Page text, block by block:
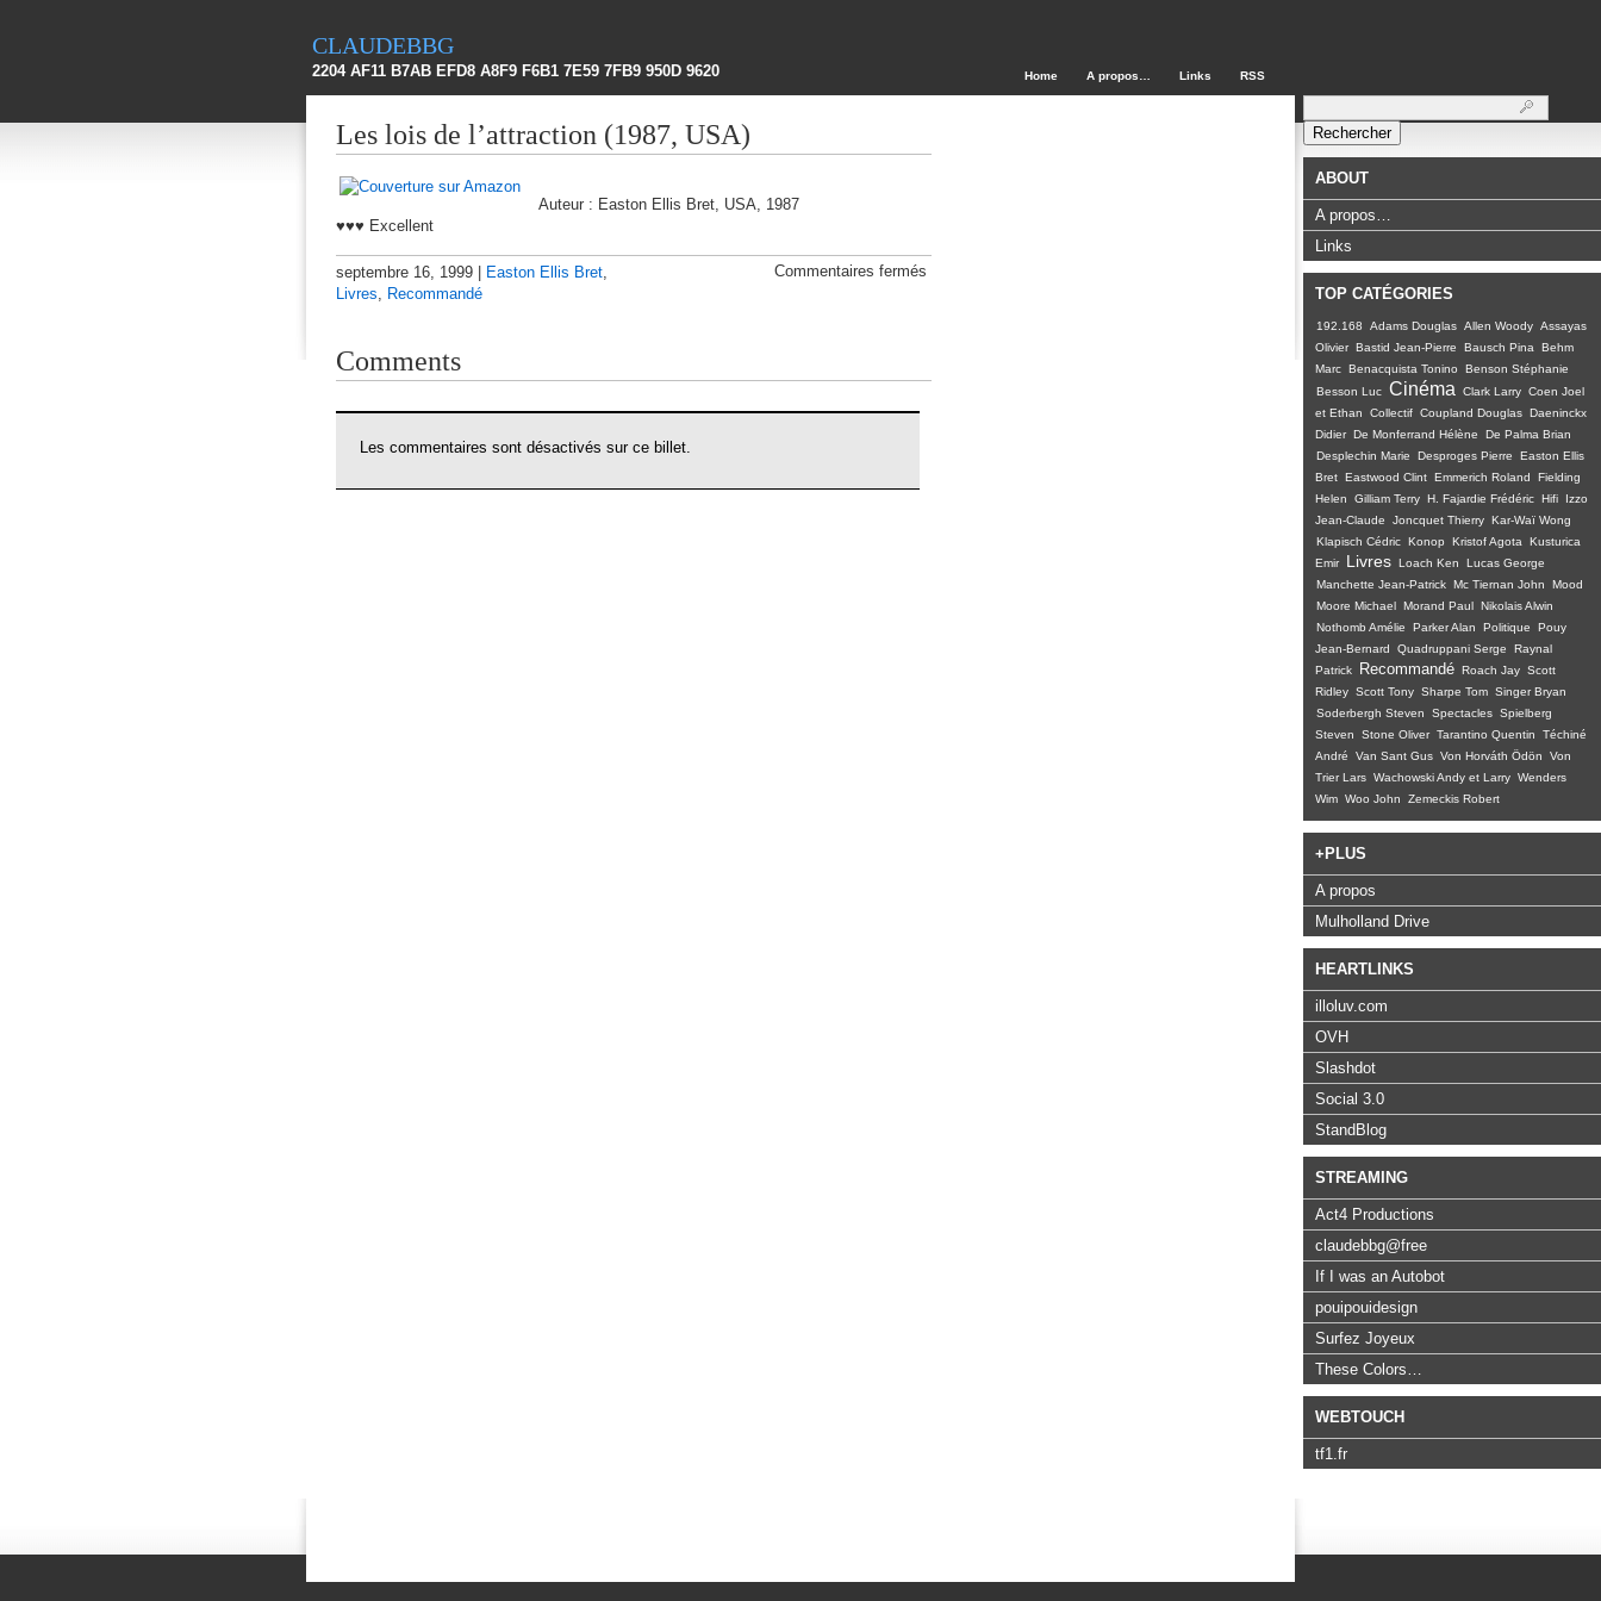
claudebbg
2204 AF11 B7AB EFD8 A8F9 F6B1 7E59 7FB9 950D 9620 Home A propos… Links RSS
Les lois de l’attraction (1987, USA)
Auteur : Easton Ellis Bret, USA, 1987
♥♥♥ Excellent
septembre 16, 1999 | Easton Ellis Bret,
Livres, Recommandé
Commentaires fermés
USA)
Comments
Les commentaires sont désactivés sur ce billet.
ABOUT
A propos…
Links
TOP CATÉGORIES
192.168 Adams Douglas Allen Woody Assayas
Olivier Bastid Jean-Pierre Bausch Pina
Behm
Marc Benacquista Tonino
Benson Stéphanie
Besson Luc Cinéma Clark Larry Coen Joel
et Ethan
Collectif Coupland Douglas Daeninckx
Didier De Monferrand Hélène
De Palma Brian
Desplechin Marie
Desproges Pierre
Easton Ellis
Bret Eastwood Clint Emmerich Roland
Fielding
Helen
Gilliam Terry H. Fajardie Frédéric Hifi
Izzo
Jean-Claude
Joncquet Thierry Kar-Waï Wong
Klapisch Cédric Konop Kristof Agota
Kusturica
Emir
Livres Loach Ken
Lucas George
Manchette Jean-Patrick Mc Tiernan John
Mood
Moore Michael Morand Paul Nikolais Alwin
Nothomb Amélie
Parker Alan Politique
Pouy
Jean-Bernard
Quadruppani Serge
Raynal
Patrick
Recommandé Roach Jay Scott
Ridley Scott Tony Sharpe Tom Singer Bryan
Soderbergh Steven
Spectacles Spielberg
Steven
Stone Oliver Tarantino Quentin
Téchiné
André
Van Sant Gus Von Horváth Ödön
Von
Trier Lars Wachowski Andy et Larry Wenders
Wim Woo John Zemeckis Robert
+PLUS
A propos
Mulholland Drive
HEARTLINKS
illoluv.com
OVH
Slashdot
Social 3.0
StandBlog
STREAMING
Act4 Productions
claudebbg@free
If I was an Autobot
pouipouidesign
Surfez Joyeux
These Colors…
WEBTOUCH
tf1.fr